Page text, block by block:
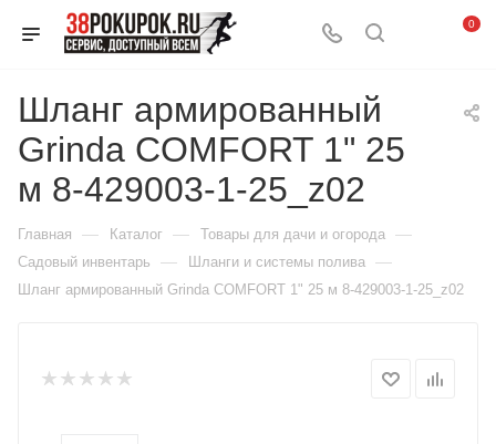
0
Шланг армированный
Grinda COMFORT 1" 25
м 8-429003-1-25_z02
Главная — Каталог — Товары для дачи и огорода —
Садовый инвентарь — Шланги и системы полива —
Шланг армированный Grinda COMFORT 1" 25 м 8-429003-1-25_z02